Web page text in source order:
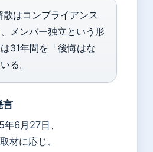
散はコンプライアンス
メンバー独立という形
31年間を「後悔はな
る。
言
6月27日、
材に応じ、